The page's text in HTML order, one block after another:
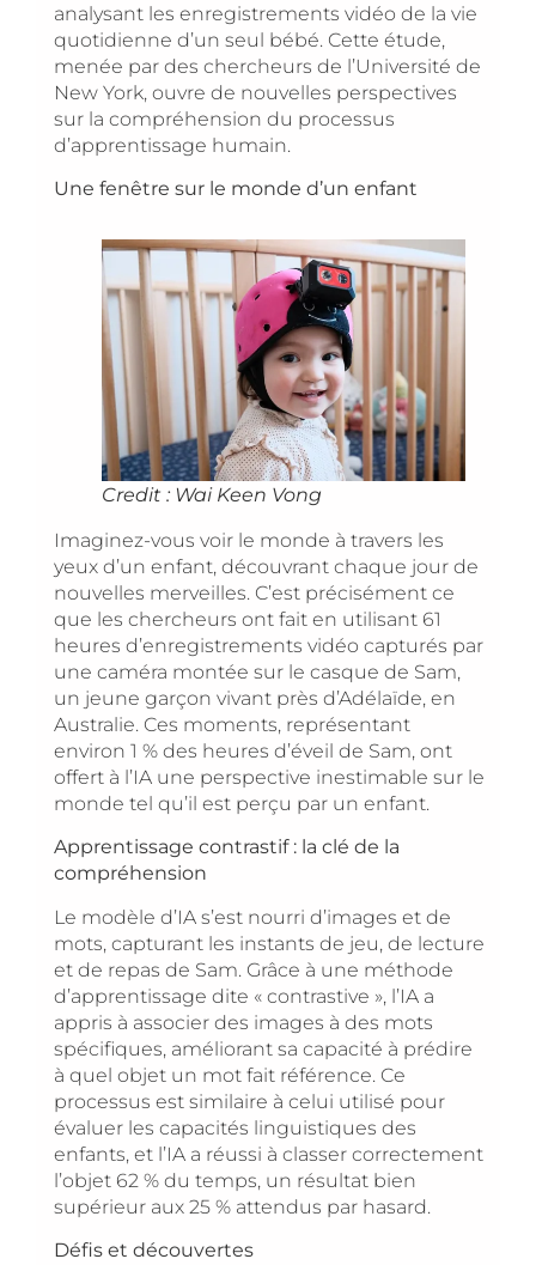
analysant les enregistrements vidéo de la vie
quotidienne d’un seul bébé. Cette étude,
menée par des chercheurs de l’Université de
New York, ouvre de nouvelles perspectives
sur la compréhension du processus
d’apprentissage humain.
Une fenêtre sur le monde d’un enfant
Credit : Wai Keen Vong
Imaginez-vous voir le monde à travers les
yeux d’un enfant, découvrant chaque jour de
nouvelles merveilles. C’est précisément ce
que les chercheurs ont fait en utilisant 61
heures d’enregistrements vidéo capturés par
une caméra montée sur le casque de Sam,
un jeune garçon vivant près d’Adélaïde, en
Australie. Ces moments, représentant
environ 1 % des heures d’éveil de Sam, ont
offert à l’IA une perspective inestimable sur le
monde tel qu’il est perçu par un enfant.
Apprentissage contrastif : la clé de la
compréhension
Le modèle d’IA s’est nourri d’images et de
mots, capturant les instants de jeu, de lecture
et de repas de Sam. Grâce à une méthode
d’apprentissage dite « contrastive », l’IA a
appris à associer des images à des mots
spécifiques, améliorant sa capacité à prédire
à quel objet un mot fait référence. Ce
processus est similaire à celui utilisé pour
évaluer les capacités linguistiques des
enfants, et l’IA a réussi à classer correctement
l’objet 62 % du temps, un résultat bien
supérieur aux 25 % attendus par hasard.
Défis et découvertes